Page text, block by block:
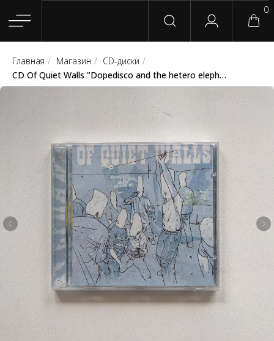
Главная Магазин Группы
Сотрудничество Для покупателей English
Главная / Магазин / CD-диски /
CD Of Quiet Walls "Dopedisco and the hetero elephant EP" (Shark Men Records / Village Kids Records)